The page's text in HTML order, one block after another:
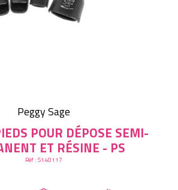
Peggy Sage
POUR DÉPOSE SEMI-
ET RÉSINE - PS
Réf :S140117